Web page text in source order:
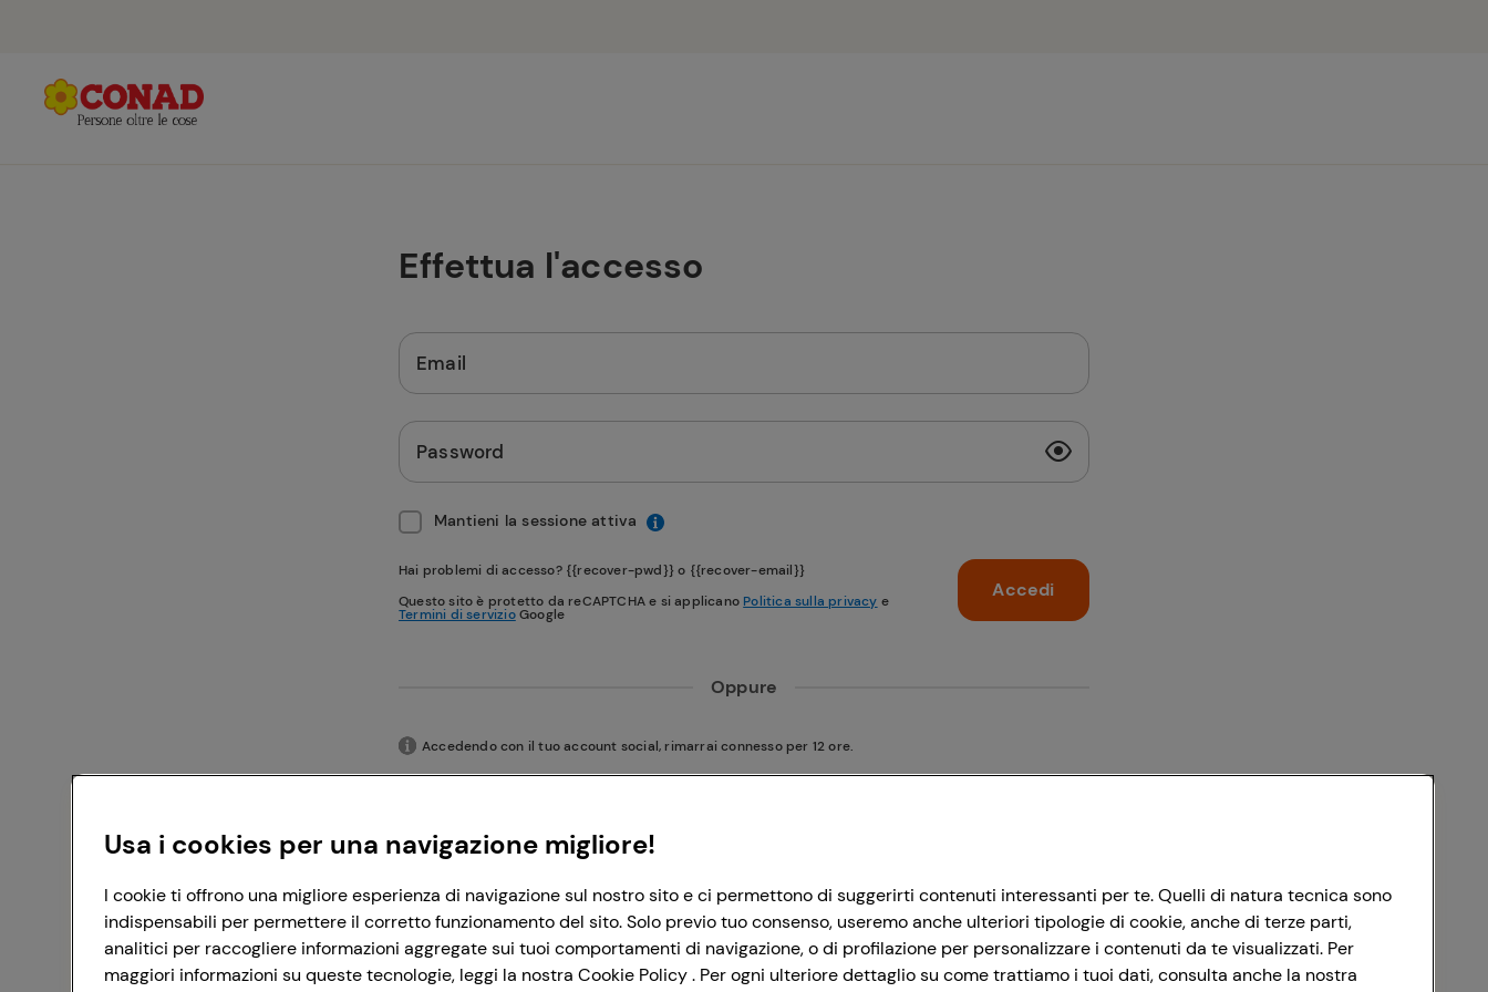
Effettua l'accesso
Email
Password
Mantieni la sessione attiva
Hai problemi di accesso? {{recover-pwd}} o {{recover-email}}
Questo sito è protetto da reCAPTCHA e si applicano Politica sulla privacy e
Termini di servizioGoogle
Accedi
Oppure
Accedendo con il tuo account social, rimarrai connesso per 12 ore.
Accedi con Facebook
Usa i cookies per una navigazione migliore!
I cookie ti offrono una migliore esperienza di navigazione sul nostro sito e ci permettono di suggerirti contenuti interessanti per te. Quelli di natura tecnica sono
indispensabili per permettere il corretto funzionamento del sito. Solo previo tuo consenso, useremo anche ulteriori tipologie di cookie, anche di terze parti,
analitici per raccogliere informazioni aggregate sui tuoi comportamenti di navigazione, o di profilazione per personalizzare i contenuti da te visualizzati. Per
maggiori informazioni su queste tecnologie, leggi la nostra Cookie Policy . Per ogni ulteriore dettaglio su come trattiamo i tuoi dati, consulta anche la nostra